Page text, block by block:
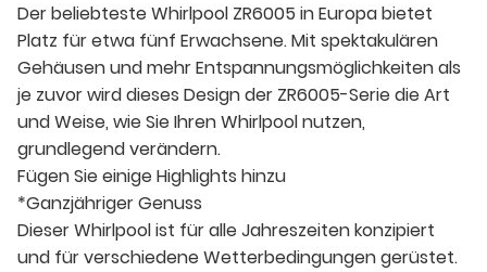
Der beliebteste Whirlpool ZR6005 in Europa bietet
Platz für etwa fünf Erwachsene. Mit spektakulären
Gehäusen und mehr Entspannungsmöglichkeiten als
je zuvor wird dieses Design der ZR6005-Serie die Art
und Weise, wie Sie Ihren Whirlpool nutzen,
grundlegend verändern.
Fügen Sie einige Highlights hinzu
*Ganzjähriger Genuss
Dieser Whirlpool ist für alle Jahreszeiten konzipiert
und für verschiedene Wetterbedingungen gerüstet.